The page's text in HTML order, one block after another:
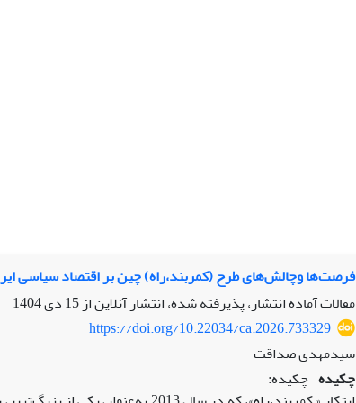
فرصت‌ها وچالش‌های طرح (کمربند،راه) چین بر اقتصاد سیاسی ایران (2021-
مقالات آماده انتشار، پذیرفته شده، انتشار آنلاین از15 دی 1404
https://doi.org/10.22034/ca.2026.733329
سیدمهدی صداقت
چکیده چکیده: